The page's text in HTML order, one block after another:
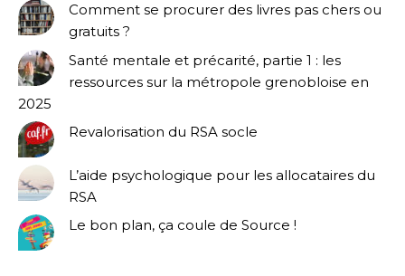
Comment se procurer des livres pas chers ou
gratuits ?
Santé mentale et précarité, partie 1 : les
ressources sur la métropole grenobloise en
2025
Revalorisation du RSA socle
L’aide psychologique pour les allocataires du
RSA
Le bon plan, ça coule de Source !